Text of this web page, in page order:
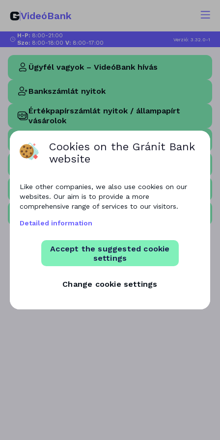
VideóBank
H-P: 8:00-21:00
Szo: 8:00-18:00 V: 8:00-17:00 Verzió: 3.32.0-1
Ügyfél vagyok – VideóBank hívás
Bankszámlát nyitok
Értékpapírszámlát nyitok / állampapírt
vásárolok
időpontra
Pénztári ügyfelek azonosítása
Információt szeretnék
MFB Pont Plusz tájékoztatás
Like other companies, we also use cookies on our
websites. Our aim is to provide a more
comprehensive range of services to our visitors.
Detailed information
Accept the suggested cookie
settings
Change cookie settings